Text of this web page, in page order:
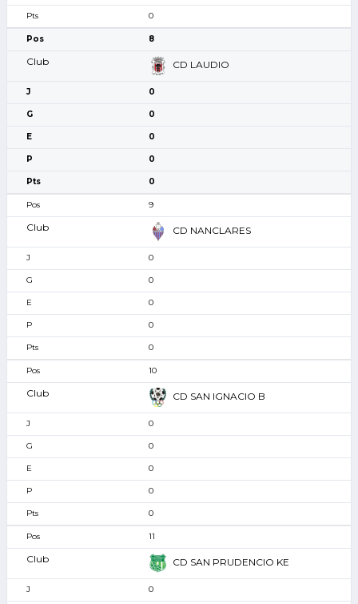
0
8
CD LAUDIO
0
0
0
0
0
9
CD NANCLARES
0
0
0
0
0
10
CD SAN IGNACIO B
0
0
0
0
0
11
CD SAN PRUDENCIO KE
0